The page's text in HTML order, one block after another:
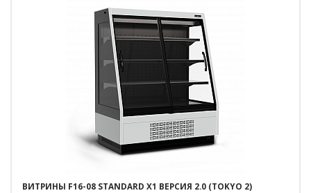
ВИТРИНЫ F16-08 STANDARD X1 ВЕРСИЯ 2.0 (TOKYO 2)